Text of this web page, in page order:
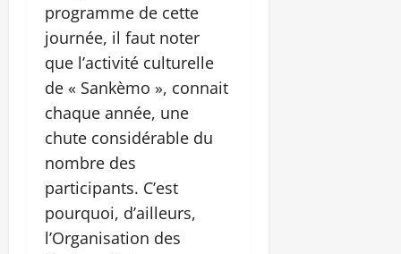
programme de cette
journée, il faut noter
que l’activité culturelle
de « Sankèmo », connait
chaque année, une
chute considérable du
nombre des
participants. C’est
pourquoi, d’ailleurs,
l’Organisation des